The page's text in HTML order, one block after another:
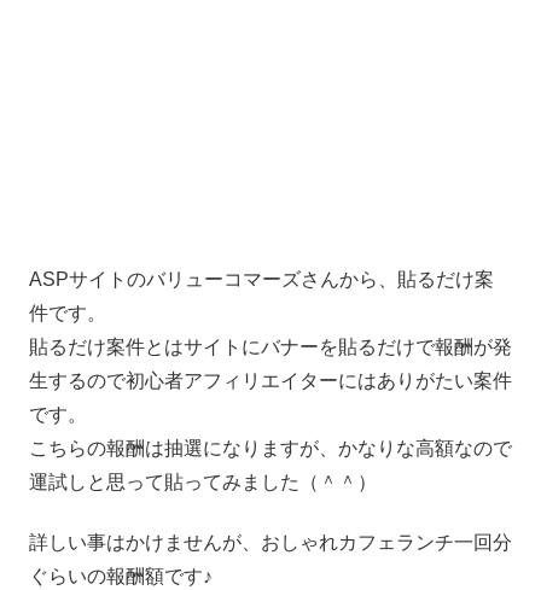
ASPサイトのバリューコマーズさんから、貼るだけ案
件です。
貼るだけ案件とはサイトにバナーを貼るだけで報酬が発
生するので初心者アフィリエイターにはありがたい案件
です。
こちらの報酬は抽選になりますが、かなりな高額なので
運試しと思って貼ってみました（＾＾）
詳しい事はかけませんが、おしゃれカフェランチ一回分
ぐらいの報酬額です♪